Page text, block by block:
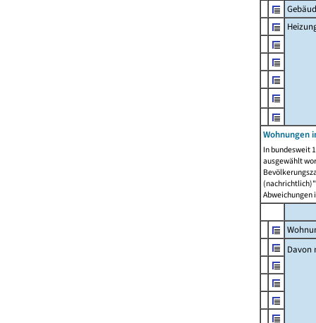
Wohnungen
In bundesweit
ausgewählt
Abweichungen
Davon